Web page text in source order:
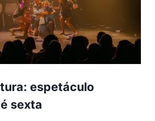
espetáculo
sexta